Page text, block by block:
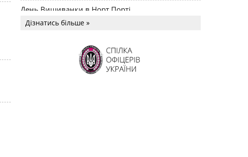
День Вишиванки в Норт Порті
OPUS MAGNUM Олега К. Романчука
Дізнатись більше »